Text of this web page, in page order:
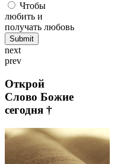
Чтобы
любить и
получать любовь
next
prev
Открой
Слово Божие
сегодня †